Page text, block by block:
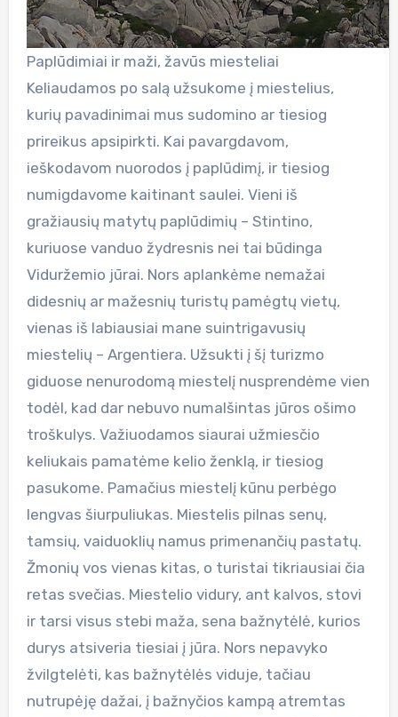
Paplūdimiai ir maži, žavūs miesteliai
Keliaudamos po salą užsukome į miestelius,
kurių pavadinimai mus sudomino ar tiesiog
prireikus apsipirkti. Kai pavargdavom,
ieškodavom nuorodos į paplūdimį, ir tiesiog
numigdavome kaitinant saulei. Vieni iš
gražiausių matytų paplūdimių – Stintino,
kuriuose vanduo žydresnis nei tai būdinga
Viduržemio jūrai. Nors aplankėme nemažai
didesnių ar mažesnių turistų pamėgtų vietų,
vienas iš labiausiai mane suintrigavusių
miestelių – Argentiera. Užsukti į šį turizmo
giduose nenurodomą miestelį nusprendėme vien
todėl, kad dar nebuvo numalšintas jūros ošimo
troškulys. Važiuodamos siaurai užmiesčio
keliukais pamatėme kelio ženklą, ir tiesiog
pasukome. Pamačius miestelį kūnu perbėgo
lengvas šiurpuliukas. Miestelis pilnas senų,
tamsių, vaiduoklių namus primenančių pastatų.
Žmonių vos vienas kitas, o turistai tikriausiai čia
retas svečias. Miestelio vidury, ant kalvos, stovi
ir tarsi visus stebi maža, sena bažnytėlė, kurios
durys atsiveria tiesiai į jūra. Nors nepavyko
žvilgtelėti, kas bažnytėlės viduje, tačiau
nutrupėję dažai, į bažnyčios kampą atremtas